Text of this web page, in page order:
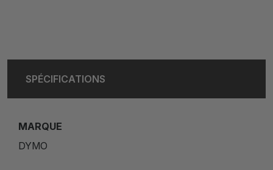
SPÉCIFICATIONS
MARQUE
DYMO